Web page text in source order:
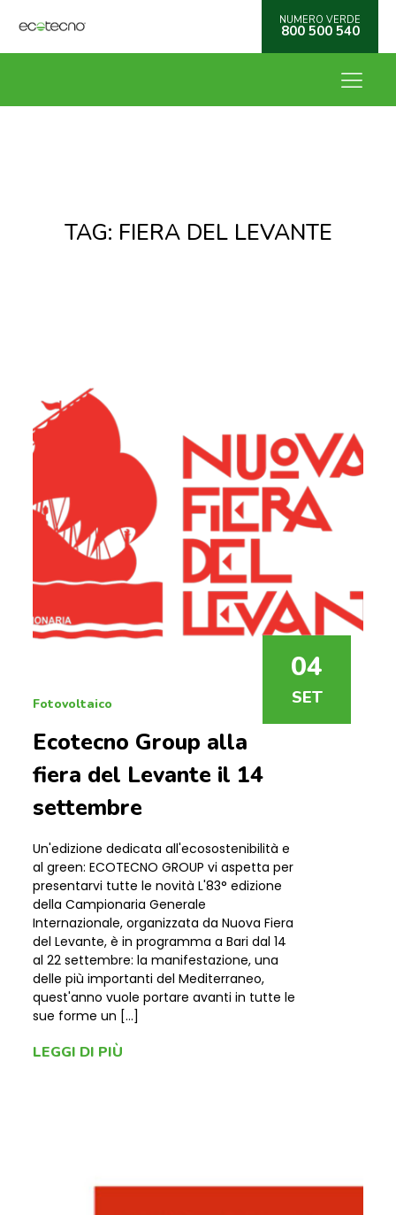
NUMERO VERDE
800 500 540
TAG: FIERA DEL LEVANTE
04
SET
Fotovoltaico
Ecotecno Group alla
fiera del Levante il 14
settembre
Un'edizione dedicata all'ecosostenibilità e
al green: ECOTECNO GROUP vi aspetta per
presentarvi tutte le novità L'83° edizione
della Campionaria Generale
Internazionale, organizzata da Nuova Fiera
del Levante, è in programma a Bari dal 14
al 22 settembre: la manifestazione, una
delle più importanti del Mediterraneo,
quest'anno vuole portare avanti in tutte le
sue forme un […]
LEGGI DI PIÙ